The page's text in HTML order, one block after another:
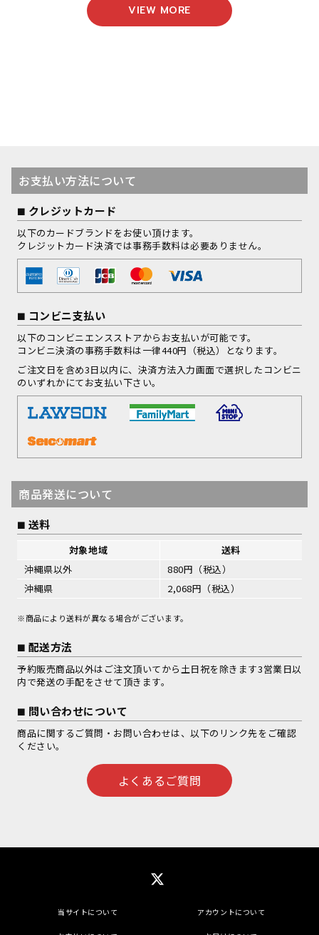
VIEW MORE
お支払い方法について
クレジットカード
以下のカードブランドをお使い頂けます。
クレジットカード決済では事務手数料は必要ありません。
コンビニ支払い
以下のコンビニエンスストアからお支払いが可能です。
コンビニ決済の事務手数料は一律440円（税込）となります。
ご注文日を含め3日以内に、決済方法入力画面で選択したコンビニ
のいずれかにてお支払い下さい。
商品発送について
送料
対象地域
送料
沖縄県以外
880円（税込）
沖縄県
2,068円（税込）
※商品により送料が異なる場合がございます。
配送方法
予約販売商品以外はご注文頂いてから土日祝を除きます3営業日以
内で発送の手配をさせて頂きます。
問い合わせについて
商品に関するご質問・お問い合わせは、以下のリンク先をご確認
ください。
よくあるご質問
当サイトについて アカウントについて